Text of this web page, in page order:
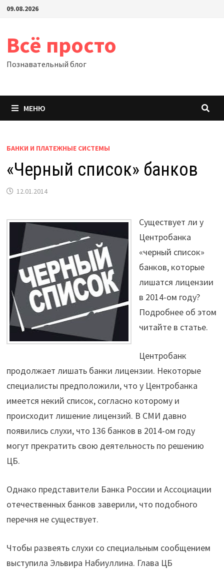
Перейти
09.08.2026
Всё просто
Познавательный блог
МЕНЮ
БАНКИ И ПЛАТЕЖНЫЕ СИСТЕМЫ
«Черный список» банков
12.01.2014
Существует ли у
Центробанка
«черный список»
банков, которые
лишатся лицензии
в 2014-ом году?
Подробнее об этом
читайте в статье.
Центробанк
продолжает лишать банки лицензии. Некоторые
специалисты предположили, что у Центробанка
имеется некий список, согласно которому и
происходит лишение лицензий. В СМИ давно
появились слухи, что 136 банков в 2014-ом году
могут прекратить свою деятельность по решению
ЦБ.
Однако представители Банка России и Ассоциации
отечественных банков заверили, что подобного
перечня не существует.
Чтобы развеять слухи со специальным сообщением
выступила Эльвира Набиуллина. Глава ЦБ